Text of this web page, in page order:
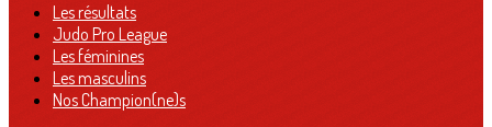
Les résultats
Judo Pro League
Les féminines
Les masculins
Nos Champion(ne)s